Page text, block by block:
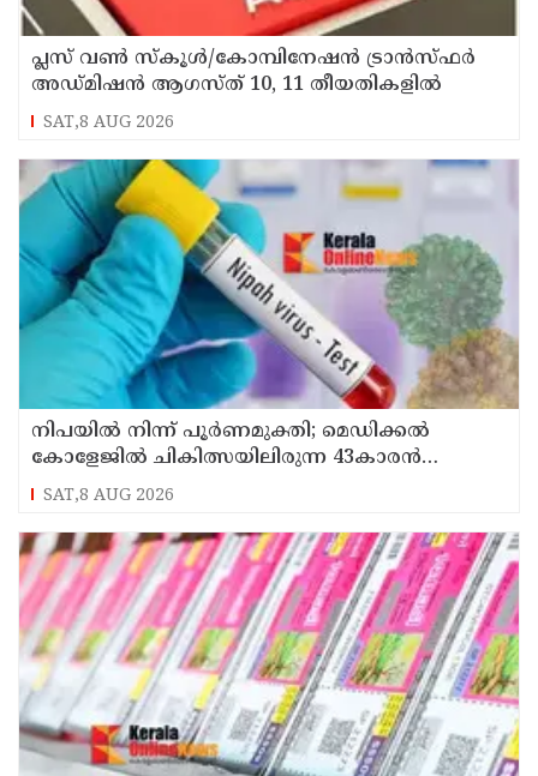
പ്ലസ് വൺ സ്‌കൂൾ/കോമ്പിനേഷൻ ട്രാൻസ്ഫർ
അഡ്മിഷൻ ആഗസ്ത് 10, 11 തീയതികളിൽ
SAT,8 AUG 2026
നിപയിൽ നിന്ന് പൂർണമുക്തി; മെഡിക്കൽ
കോളേജിൽ ചികിത്സയിലിരുന്ന 43കാരൻ
വീട്ടിലേക്ക് മടങ്ങി
SAT,8 AUG 2026